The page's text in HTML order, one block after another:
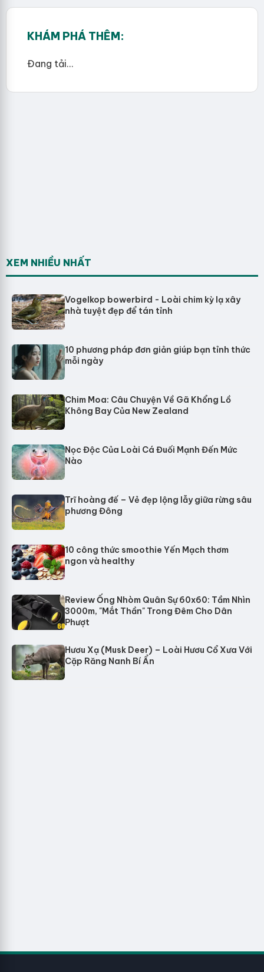
KHÁM PHÁ THÊM:
Đang tải...
XEM NHIỀU NHẤT
Vogelkop bowerbird - Loài chim kỳ lạ xây
nhà tuyệt đẹp để tán tỉnh
10 phương pháp đơn giản giúp bạn tỉnh thức
mỗi ngày
Chim Moa: Câu Chuyện Về Gã Khổng Lồ
Không Bay Của New Zealand
Nọc Độc Của Loài Cá Đuối Mạnh Đến Mức
Nào
Trĩ hoàng đế – Vẻ đẹp lộng lẫy giữa rừng sâu
phương Đông
10 công thức smoothie Yến Mạch thơm
ngon và healthy
Review Ống Nhòm Quân Sự 60x60: Tầm Nhìn
3000m, "Mắt Thần" Trong Đêm Cho Dân
Phượt
Hươu Xạ (Musk Deer) – Loài Hươu Cổ Xưa Với
Cặp Răng Nanh Bí Ẩn